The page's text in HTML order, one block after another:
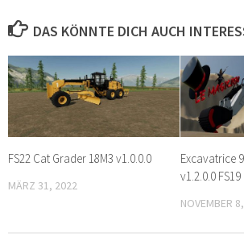
DAS KÖNNTE DICH AUCH
FS22 Cat Grader 18M3 v1.0.0.0
MÄRZ 31, 2022
Excavatrice
v1.2.0.0 FS19
NOVEMBER